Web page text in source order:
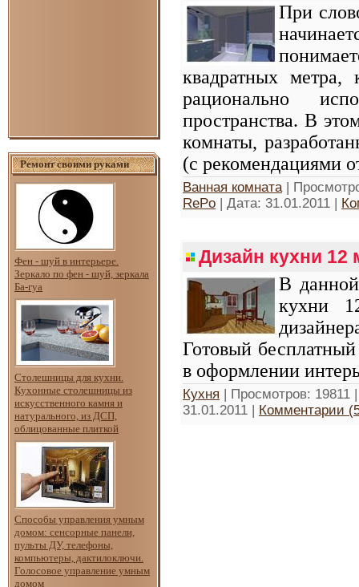
Ремонт своими руками
Фен - шуй в интерьере.
Зеркало по фен - шуй, зеркала
Ба-гуа
Столешницы для кухни.
Кухонные столешницы из
искусственного камня и
натурального, из ДСП,
облицованные плиткой
Способы управления умным
домом: сенсорные панели,
пульты ДУ, телефоны,
компьютеры, дактилоключи.
Голосовое управление умным
домом
При
квадратных метра,
рационально
пространства. В
комнаты,
(с рекомендациями
Ванная комната|
RePo | Дата: 31.01.2011 |
Дизайн кухни 12
В данной
кухни
Готовый
в оформлении
Кухня | Просмотров: 19811
31.01.2011 | Комментарии